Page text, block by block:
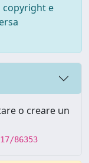
copyright e
o creare un
86353